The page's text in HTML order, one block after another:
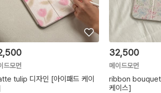
드모먼
tulip 디자인 [아이패드 케이
32,500
메이드모먼
ribbon bouquet
케이스]